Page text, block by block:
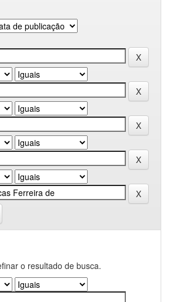
o resultado de busca.